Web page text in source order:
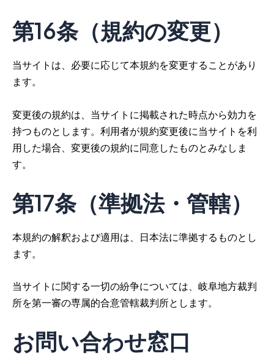
第16条（規約の変更）
当サイトは、必要に応じて本規約を変更することがあり
ます。
変更後の規約は、当サイトに掲載された時点から効力を
持つものとします。利用者が規約変更後に当サイトを利
用した場合、変更後の規約に同意したものとみなしま
す。
第17条（準拠法・管轄）
本規約の解釈および適用は、日本法に準拠するものとし
ます。
当サイトに関する一切の紛争については、岐阜地方裁判
所を第一審の専属的合意管轄裁判所とします。
お問い合わせ窓口